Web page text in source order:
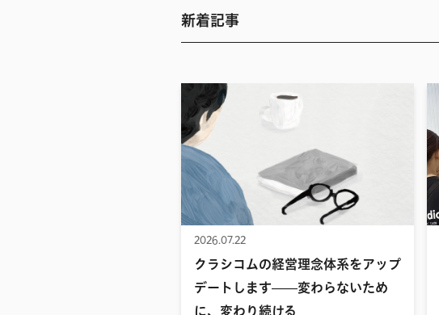
新着記事
2026.07.22
クラシコムの経営理念体系をアップ
デートします——変わらないため
に、変わり続ける